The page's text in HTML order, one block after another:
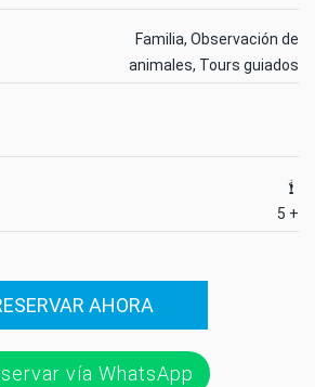
Familia, Observación de
animales, Tours guiados
5 +
AHORA
vía WhatsApp